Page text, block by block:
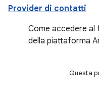
Provider di contatti
Come accedere
della piattaforma
Questa